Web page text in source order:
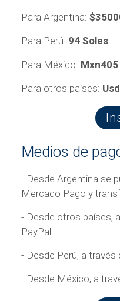
Para Argentina:
Para Perú: 94 Soles
Para México: Mxn405
Para otros países:
Medios de
- Desde Argentina se
Mercado Pago y
- Desde otros países,
PayPal.
- Desde Perú, a través
- Desde México, a